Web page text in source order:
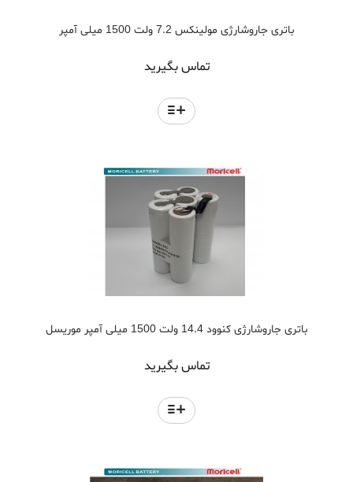
باتری جاروشارژی مولینکس 7.2 ولت 1500 میلی آمپر
تماس بگیرید
باتری جاروشارژی کنوود 14.4 ولت 1500 میلی آمپر موریسل
تماس بگیرید